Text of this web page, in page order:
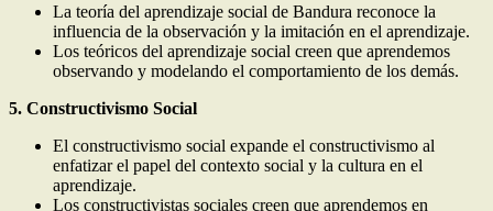
La teoría del aprendizaje social de Bandura reconoce la
influencia de la observación y la imitación en el aprendizaje.
Los teóricos del aprendizaje social creen que aprendemos
observando y modelando el comportamiento de los demás.
5. Constructivismo Social
El constructivismo social expande el constructivismo al
enfatizar el papel del contexto social y la cultura en el
aprendizaje.
Los constructivistas sociales creen que aprendemos en